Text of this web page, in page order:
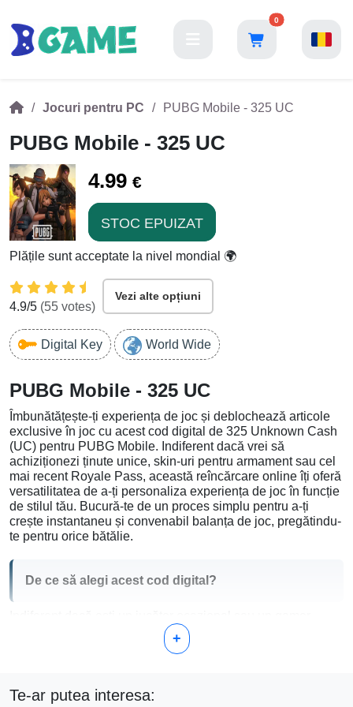
0
Jocuri pentru PC PUBG Mobile - 325 UC
PUBG Mobile - 325 UC
4.99 €
STOC EPUIZAT
Plățile sunt acceptate la nivel mondial 🌍
4.9/5 (55 votes)
Vezi alte opțiuni
Digital Key World Wide
PUBG Mobile - 325 UC
Îmbunătățește-ți experiența de joc și deblochează articole
exclusive în joc cu acest cod digital de 325 Unknown Cash
(UC) pentru PUBG Mobile. Indiferent dacă vrei să
achiziționezi ținute unice, skin-uri pentru armament sau cel
mai recent Royale Pass, această reîncărcare online îți oferă
versatilitatea de a-ți personaliza experiența de joc în funcție
de stilul tău. Bucură-te de un proces simplu pentru a-ți
crește instantaneu și convenabil balanța de joc, pregătindu-
te pentru orice bătălie.
De ce să alegi acest cod digital?
dedicat, cardul nostru de 325 UC oferă suma perfectă de
balanță pentru a face achiziții gândite în joc, fără a te angaja
Flexibilitate: Folosește UC pentru a cumpăra ceea ce
îți îmbunătățește cu adevărat experiența de joc—fie că
+
Te-ar putea interesa: